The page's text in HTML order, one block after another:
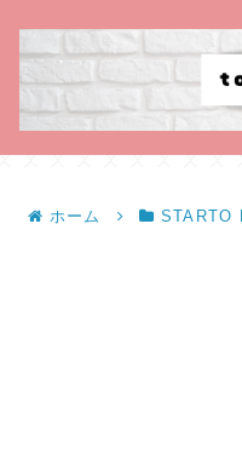
ホーム STARTO